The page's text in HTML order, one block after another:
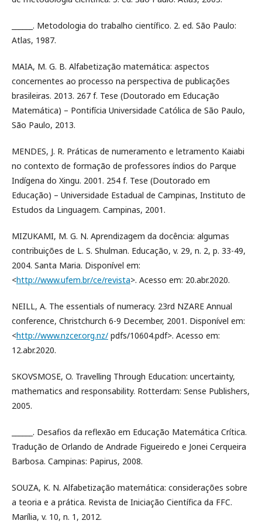
______. Metodologia do trabalho científico. 2. ed. São Paulo:
Atlas, 1987.
MAIA, M. G. B. Alfabetização matemática: aspectos
concernentes ao processo na perspectiva de publicações
brasileiras. 2013. 267 f. Tese (Doutorado em Educação
Matemática) – Pontifícia Universidade Católica de São Paulo,
São Paulo, 2013.
MENDES, J. R. Práticas de numeramento e letramento Kaiabi
no contexto de formação de professores índios do Parque
Indígena do Xingu. 2001. 254 f. Tese (Doutorado em
Educação) – Universidade Estadual de Campinas, Instituto de
Estudos da Linguagem. Campinas, 2001.
MIZUKAMI, M. G. N. Aprendizagem da docência: algumas
contribuições de L. S. Shulman. Educação, v. 29, n. 2, p. 33-49,
2004. Santa Maria. Disponível em:
<http://www.ufem.br/ce/revista>. Acesso em: 20.abr.2020.
NEILL, A. The essentials of numeracy. 23rd NZARE Annual
conference, Christchurch 6-9 December, 2001. Disponível em:
<http://www.nzcer.org.nz/ pdfs/10604.pdf>. Acesso em:
12.abr.2020.
SKOVSMOSE, O. Travelling Through Education: uncertainty,
mathematics and responsability. Rotterdam: Sense Publishers,
2005.
______. Desafios da reflexão em Educação Matemática Crítica.
Tradução de Orlando de Andrade Figueiredo e Jonei Cerqueira
Barbosa. Campinas: Papirus, 2008.
SOUZA, K. N. Alfabetização matemática: considerações sobre
a teoria e a prática. Revista de Iniciação Científica da FFC.
Marília, v. 10, n. 1, 2012.